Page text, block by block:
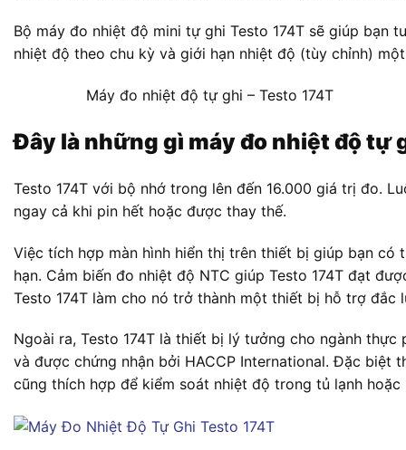
Bộ máy đo nhiệt độ mini tự ghi Testo 174T sẽ giúp
nhiệt độ theo chu kỳ và giới hạn nhiệt độ (tùy chỉnh)
Máy đo nhiệt độ tự ghi – Testo 174T
Đây là những gì máy đo nhiệt độ tự
Testo 174T với bộ nhớ trong lên đến 16.000 giá trị đo.
ngay cả khi pin hết hoặc được thay thế.
Việc tích hợp màn hình hiển thị trên thiết bị giúp bạn
hạn. Cảm biến đo nhiệt độ NTC giúp Testo 174T đạt
Testo 174T làm cho nó trở thành một thiết bị hỗ trợ đắc
Ngoài ra, Testo 174T là thiết bị lý tưởng cho ngành
và được chứng nhận bởi HACCP International. Đặc biệt
cũng thích hợp để kiểm soát nhiệt độ trong tủ lạnh